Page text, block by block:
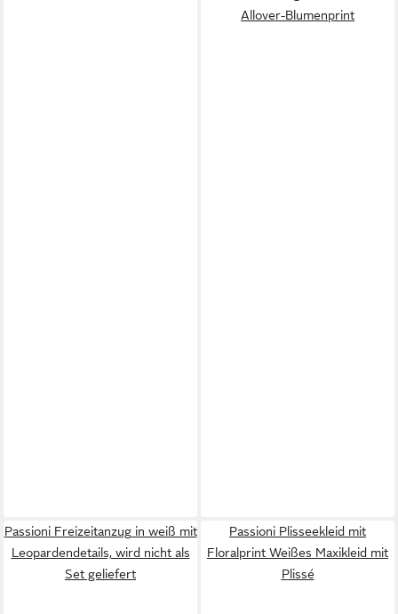
Allover-Blumenprint
Passioni Freizeitanzug in weiß mit
Leopardendetails, wird nicht als
Set geliefert
Passioni Plisseekleid mit
Floralprint Weißes Maxikleid mit
Plissé